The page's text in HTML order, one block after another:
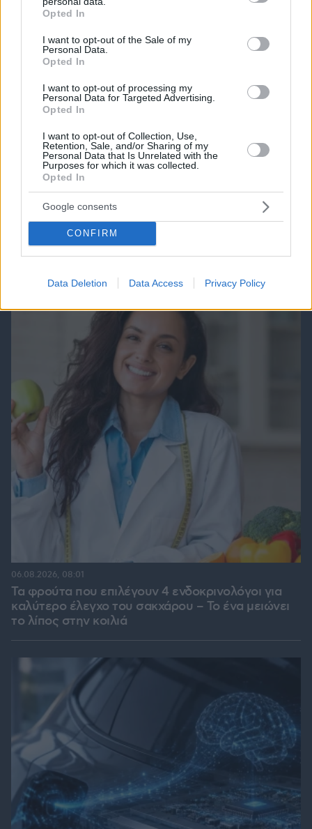
grant or deny consent to Google and its third-party tags to
use your data for below specified purposes in below Google
consent section.
Opted In
I want to opt-out of the Sale of my
Personal Data.
Opted In
I want to opt-out of processing my
Personal Data for Targeted Advertising.
Opted In
I want to opt-out of Collection, Use,
Retention, Sale, and/or Sharing of my
Personal Data that Is Unrelated with the
Purposes for which it was collected.
Opted In
Google consents
CONFIRM
Data Deletion Data Access Privacy Policy
Games
Cut The Rope
ΔΕΙΤΕ ΟΛΑ ΤΑ GAMES
Best of Network
Τα φρούτα που επιλέγουν 4 ενδοκρινολόγοι για
καλύτερο έλεγχο του σακχάρου – Το ένα μειώνει
το λίπος στην κοιλιά
06.08.2026, 08:01